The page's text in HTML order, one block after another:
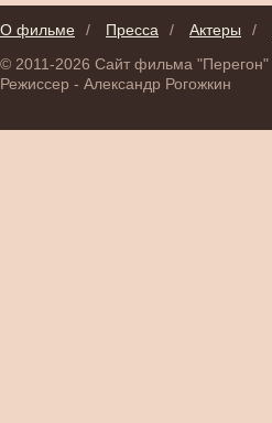
О фильме / Пресса / Актеры /
© 2011-2026 Сайт фильма "Перегон"
Режиссер - Александр Рогожкин